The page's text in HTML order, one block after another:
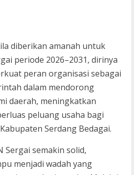
diberikan amanah untuk
periode 2026–2031, dirinya
peran organisasi sebagai
dalam mendorong
daerah, meningkatkan
peluang usaha bagi
Serdang Bedagai.
Sergai semakin solid,
menjadi wadah yang